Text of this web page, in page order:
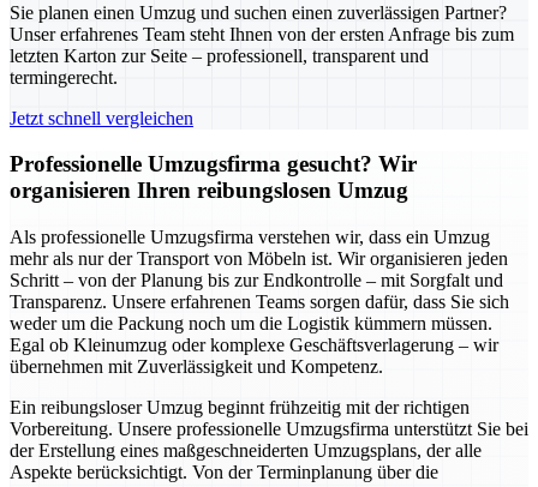
Sie planen einen Umzug und suchen einen zuverlässigen Partner?
Unser erfahrenes Team steht Ihnen von der ersten Anfrage bis zum
letzten Karton zur Seite – professionell, transparent und
termingerecht.
Jetzt schnell vergleichen
Professionelle Umzugsfirma gesucht? Wir
organisieren Ihren reibungslosen Umzug
Als professionelle Umzugsfirma verstehen wir, dass ein Umzug
mehr als nur der Transport von Möbeln ist. Wir organisieren jeden
Schritt – von der Planung bis zur Endkontrolle – mit Sorgfalt und
Transparenz. Unsere erfahrenen Teams sorgen dafür, dass Sie sich
weder um die Packung noch um die Logistik kümmern müssen.
Egal ob Kleinumzug oder komplexe Geschäftsverlagerung – wir
übernehmen mit Zuverlässigkeit und Kompetenz.
Ein reibungsloser Umzug beginnt frühzeitig mit der richtigen
Vorbereitung. Unsere professionelle Umzugsfirma unterstützt Sie bei
der Erstellung eines maßgeschneiderten Umzugsplans, der alle
Aspekte berücksichtigt. Von der Terminplanung über die